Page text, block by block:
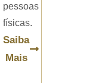
pessoas
físicas.
Saiba
Mais